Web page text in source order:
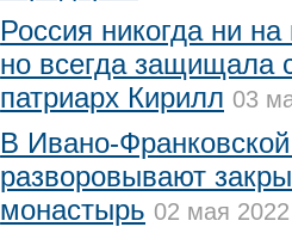
Россия никогда ни
но всегда защищала
патриарх Кирилл 03
В Ивано-
разворовывают
монастырь 02 мая